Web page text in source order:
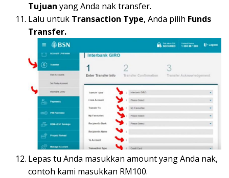
Tujuan yang Anda nak transfer.
Lalu untuk Transaction Type, Anda pilih Funds
Transfer.
Lepas tu Anda masukkan amount yang Anda nak,
contoh kami masukkan RM100.